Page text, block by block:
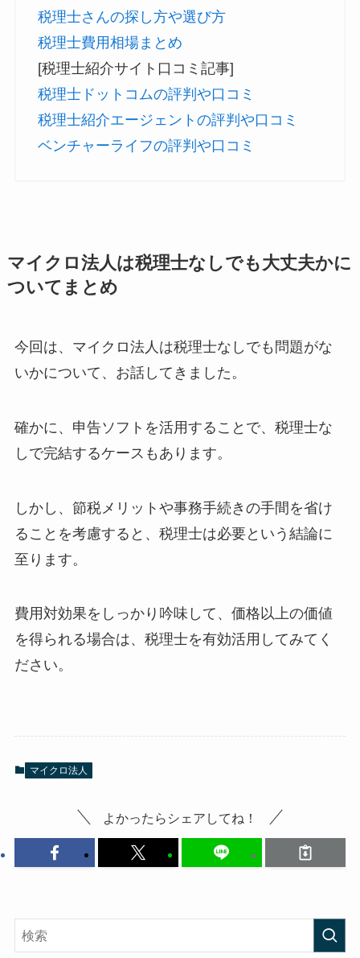
税理士さんの探し方や選び方
税理士費用相場まとめ
[税理士紹介サイト口コミ記事]
税理士ドットコムの評判や口コミ
税理士紹介エージェントの評判や口コミ
ベンチャーライフの評判や口コミ
マイクロ法人は税理士なしでも大丈夫かに
ついてまとめ
今回は、マイクロ法人は税理士なしでも問題がな
いかについて、お話してきました。
確かに、申告ソフトを活用することで、税理士な
しで完結するケースもあります。
しかし、節税メリットや事務手続きの手間を省け
ることを考慮すると、税理士は必要という結論に
至ります。
費用対効果をしっかり吟味して、価格以上の価値
を得られる場合は、税理士を有効活用してみてく
ださい。
マイクロ法人
よかったらシェアしてね！